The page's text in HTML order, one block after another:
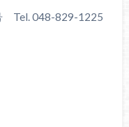
Tel. 048-829-1225